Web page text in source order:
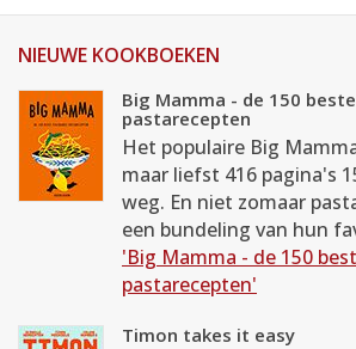
NIEUWE KOOKBOEKEN
Big Mamma - de 150
pastarecepten
Het populaire Big
maar liefst 416 pagina's
weg. En niet zomaar
een bundeling van hun
'Big Mamma - de 150
pastarecepten'
Timon takes it easy